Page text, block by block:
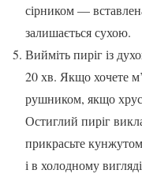
сірником —
залишається сухою.
Вийміть пиріг із
20 хв. Якщо хочете
рушником, якщо
Остиглий пиріг
прикрасьте
і в холодному